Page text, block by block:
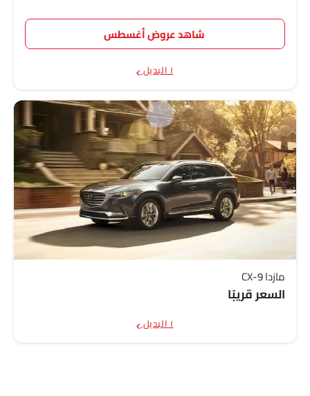
شاهد عروض أغسطس
١ البديل
مازدا CX-9
السعر قريبًا
١ البديل